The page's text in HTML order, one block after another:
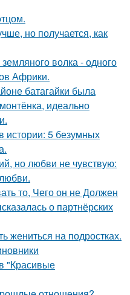
но получается, как
волка - одного
Африки.
батагайки была
идеально
истории: 5 безумных
но любви не чувствую:
то, Чего он не Должен
о партнёрских
жениться на подростках.
"Красивые